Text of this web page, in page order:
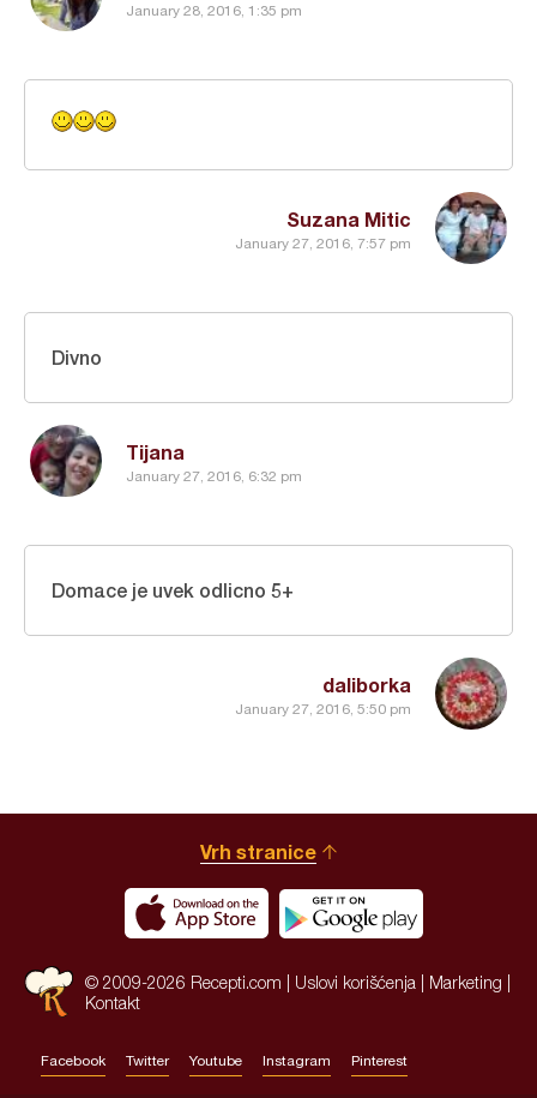
January 28, 2016, 1:35 pm
Suzana Mitic
January 27, 2016, 7:57 pm
Tijana
January 27, 2016, 6:32 pm
Divno
daliborka
January 27, 2016, 5:50 pm
Domace je uvek odlicno 5+
Vrh stranice
© 2009-2026 Recepti.com | Uslovi korišćenja Marketing
Kontakt
Facebook Twitter Youtube Instagram Pinterest